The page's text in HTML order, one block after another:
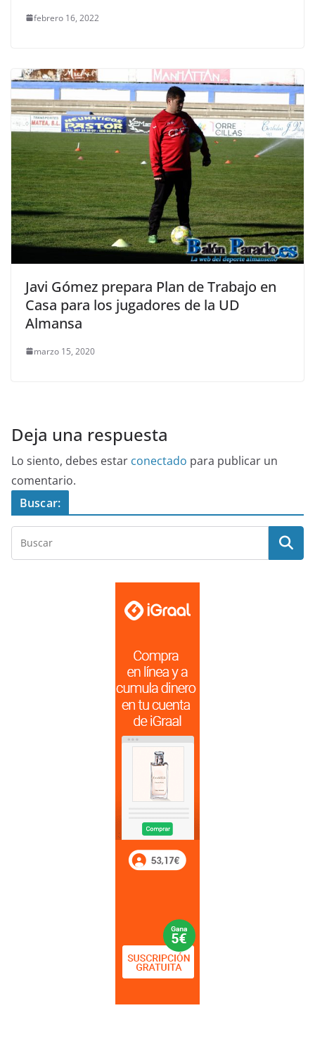
febrero 16, 2022
Javi Gómez prepara Plan de Trabajo en
Casa para los jugadores de la UD
Almansa
marzo 15, 2020
Deja una respuesta
Lo siento, debes estar conectado para publicar un
comentario.
Buscar: